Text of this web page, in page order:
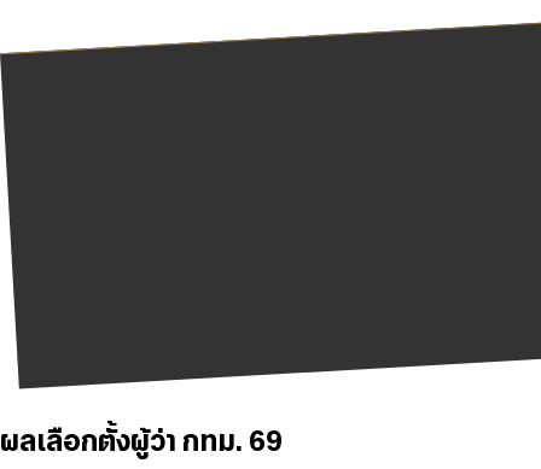
ผลเลือกตั้งผู้ว่า กทม. 69